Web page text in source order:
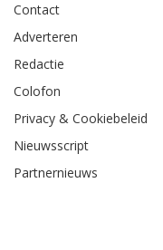
Contact
Adverteren
Redactie
Colofon
Privacy & Cookiebeleid
Nieuwsscript
Partnernieuws